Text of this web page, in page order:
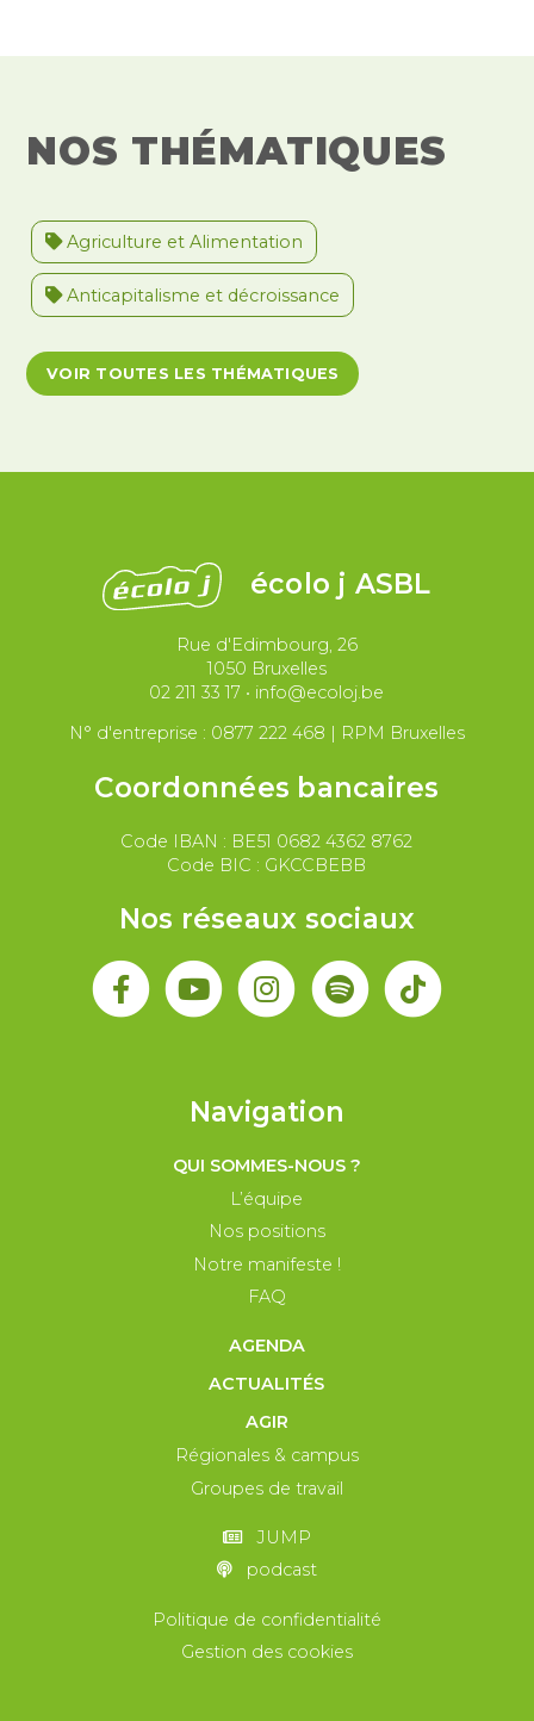
NOS THÉMATIQUES
Agriculture et Alimentation
Anticapitalisme et décroissance
Antiracisme et décolonisation
Antivalidisme Climat et environnement
Justice et violences policières
Migrations et asile
Paix et droit international
VOIR TOUTES LES THÉMATIQUES
écolo j ASBL
Rue d'Edimbourg, 26
1050 Bruxelles
02 211 33 17 • info@ecoloj.be
N° d'entreprise : 0877 222 468 | RPM Bruxelles
Coordonnées bancaires
Code IBAN : BE51 0682 4362 8762
Code BIC : GKCCBEBB
Nos réseaux sociaux
Navigation
QUI SOMMES-NOUS ?
L’équipe
Nos positions
Notre manifeste !
FAQ
AGENDA
ACTUALITÉS
AGIR
Régionales & campus
Groupes de travail
JUMP
podcast
Politique de confidentialité
Gestion des cookies